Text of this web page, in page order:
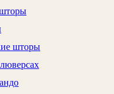
шторы